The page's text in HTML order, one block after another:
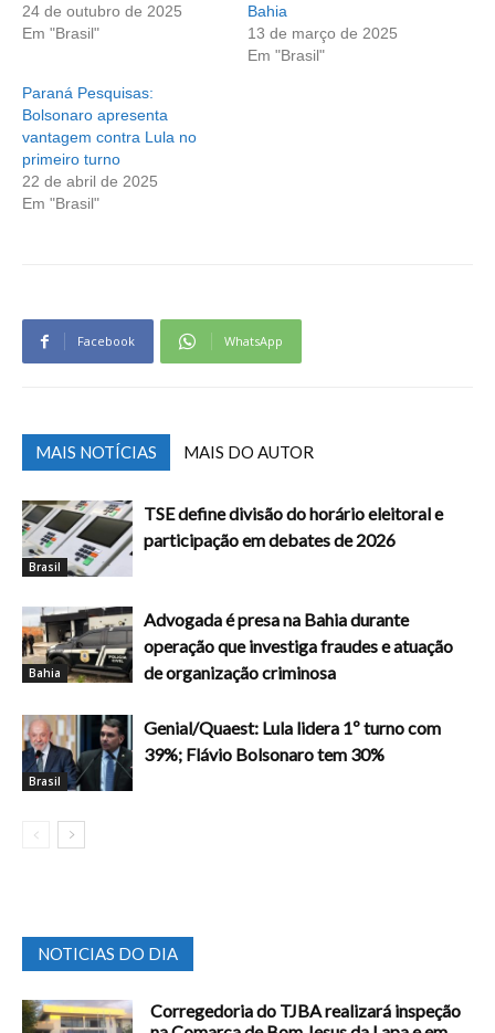
24 de outubro de 2025
Em "Brasil"
Bahia
13 de março de 2025
Em "Brasil"
Paraná Pesquisas:
Bolsonaro apresenta
vantagem contra Lula no
primeiro turno
22 de abril de 2025
Em "Brasil"
Facebook WhatsApp
MAIS NOTÍCIAS MAIS DO AUTOR
Brasil
TSE define divisão do horário eleitoral e
participação em debates de 2026
Bahia
Advogada é presa na Bahia durante
operação que investiga fraudes e atuação
de organização criminosa
Brasil
Genial/Quaest: Lula lidera 1º turno com
39%; Flávio Bolsonaro tem 30%
NOTICIAS DO DIA
Corregedoria do TJBA realizará inspeção